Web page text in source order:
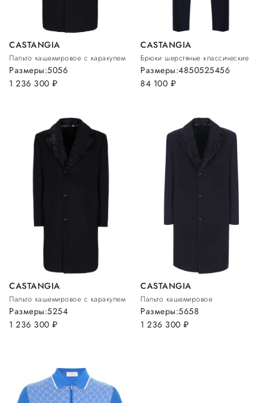
CASTANGIA
Пальто кашемировое с каракулем
1 236 300 руб.
Размеры:5056
CASTANGIA
Брюки шерстяные классические
84 100 руб.
Размеры:4850525456
CASTANGIA
Пальто кашемировое с каракулем
1 236 300 руб.
Размеры:5254
CASTANGIA
Пальто кашемировое
1 236 300руб.
Размеры:5658